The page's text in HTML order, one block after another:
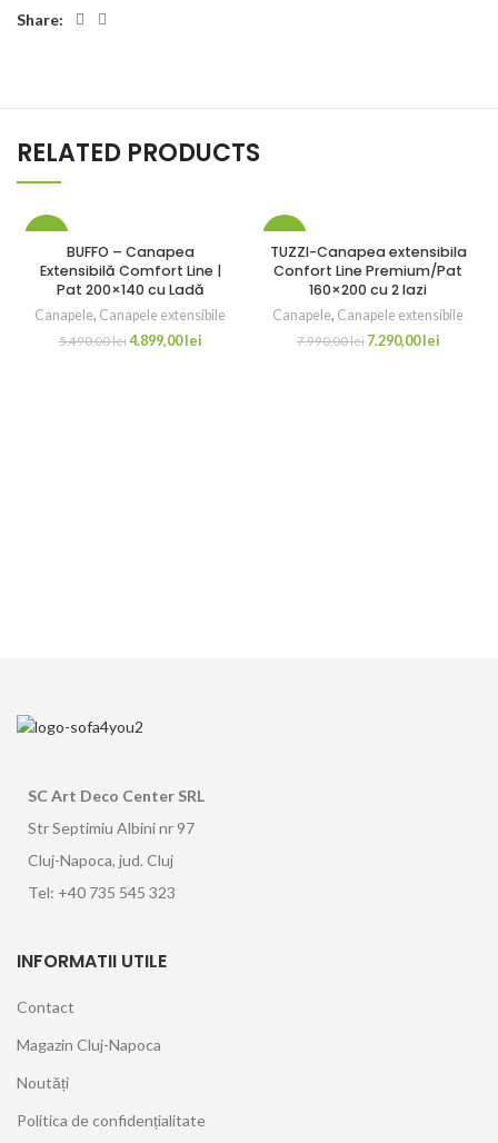
Share:
RELATED PRODUCTS
BUFFO – Canapea
Extensibilă Comfort Line |
Pat 200×140 cu Ladă
Canapele, Canapele extensibile
5.490,00lei4.899,00 lei
TUZZI-Canapea extensibila
Confort Line Premium/Pat
160×200 cu 2 lazi
Canapele, Canapele extensibile
7.990,00lei 7.290,00 lei
SC Art Deco Center SRL
Str Septimiu Albini nr 97
Cluj-Napoca, jud. Cluj
Tel: +40 735 545 323
INFORMATII UTILE
Contact
Magazin Cluj-Napoca
Noutăți
Politica de confidențialitate